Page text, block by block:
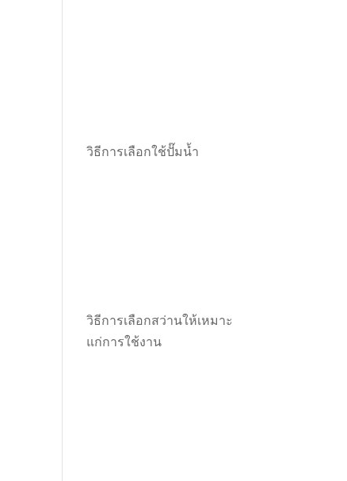
วิธีการเลือกใช้ปั๊มน้ำ
วิธีการเลือกสว่านให้เหมาะ
แก่การใช้งาน